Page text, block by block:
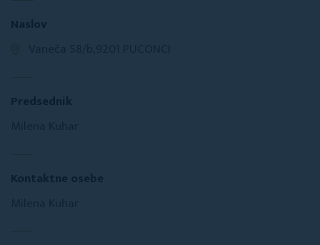
Naslov
Predsednik
Kontaktne osebe